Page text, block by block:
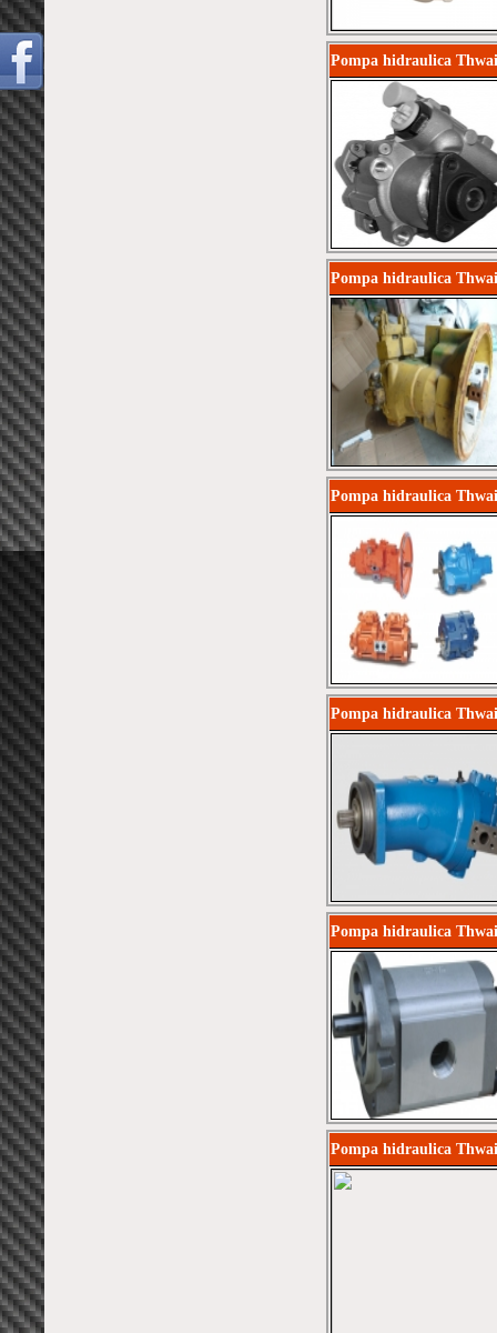
Pompa hidraulica
Pompa hidraulica
Pompa hidraulica
Pompa hidraulica
Pompa hidraulica
Pompa hidraulica